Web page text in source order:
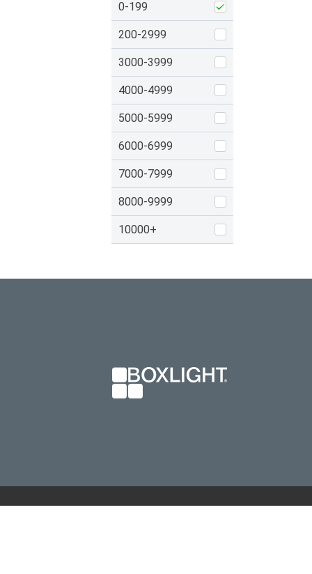
0-199
200-2999
3000-3999
4000-4999
5000-5999
6000-6999
7000-7999
8000-9999
10000+